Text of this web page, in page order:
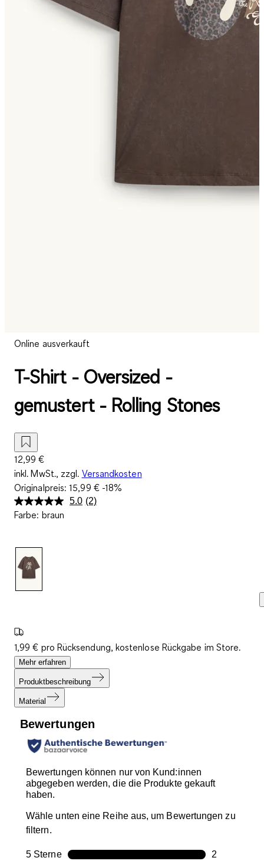
Online ausverkauft
T-Shirt - Oversized -
gemustert - Rolling Stones
12,99 €
inkl. MwSt., zzgl. Versandkosten
Originalpreis:15,99 €-18%
5.0 2
(2)
Farbe: braun
1,99 € pro Rücksendung, kostenlose Rückgabe im Store.
Mehr erfahren
Produktbeschreibung
Material
Bewertungen
Bewertungen können nur von Kund:innen
abgegeben werden, die die Produkte gekauft
haben.
Wähle unten eine Reihe aus, um Bewertungen zu
filtern.
5 SterneSterne
2